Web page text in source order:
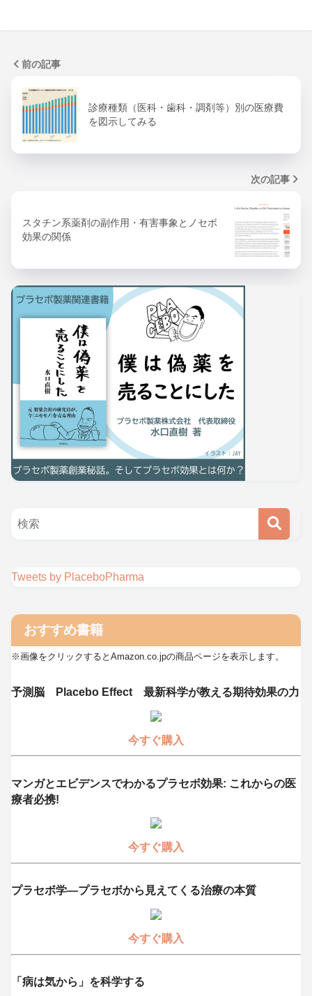
前の記事
診療種類（医科・歯科・調剤等）別の医療費
を図示してみる
次の記事
スタチン系薬剤の副作用・有害事象とノセボ
効果の関係
Tweets by PlaceboPharma
おすすめ書籍
※画像をクリックするとAmazon.co.jpの商品ページを表示します。
予測脳 Placebo Effect 最新科学が教える期待効果の力
今すぐ購入
マンガとエビデンスでわかるプラセボ効果: これからの医
療者必携!
今すぐ購入
プラセボ学―プラセボから見えてくる治療の本質
今すぐ購入
「病は気から」を科学する